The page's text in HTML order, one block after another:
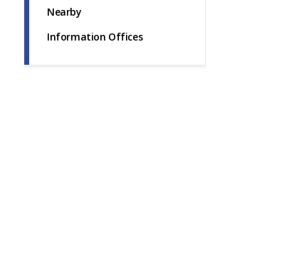
Nearby
Information Offices